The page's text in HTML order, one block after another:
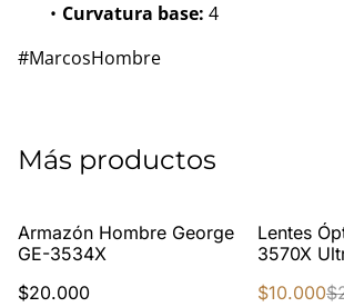
Curvatura base: 4
#MarcosHombre
Más productos
Armazón Hombre George
GE-3534X
$20.000
%
Lentes
3570X
$10.000